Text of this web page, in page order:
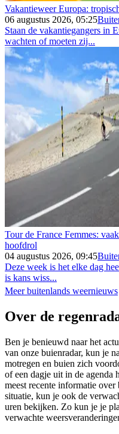
Vakantieweer Europa:
06 augustus 2026, 05:25
Staan de vakantiegangers in
wachten of moeten zij...
Tour de France Femmes:
hoofdrol
04 augustus 2026, 09:45
Deze week is het elke dag
is kans wiss...
Meer buitenlands weernieuws
Over de
Ben je benieuwd naar het
van onze buienradar, kun je
motregen en buien zich
of een dagje uit in de agenda
meest recente informatie
situatie, kun je ook de
uren bekijken. Zo kun je je
verwachte